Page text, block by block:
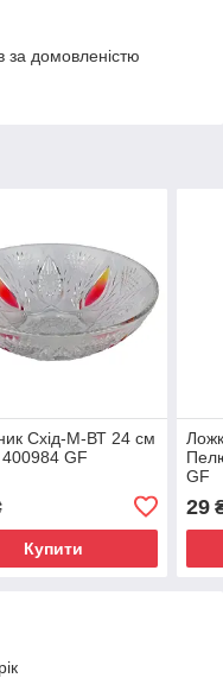
за домовленістю
Схід-М-ВТ 24 см
GF
Купити
GF
29